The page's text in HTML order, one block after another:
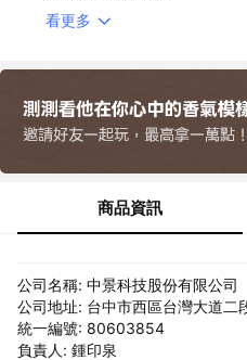
看更多
商品資訊
公司名稱: 中景科技股份有限公司
公司地址: 台中市西區台灣大道二
統一編號: 80603854
負責人: 鍾印泉